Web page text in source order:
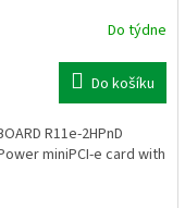
Do týdne
Do košíku
R11e-2HPnD
miniPCI-e card with